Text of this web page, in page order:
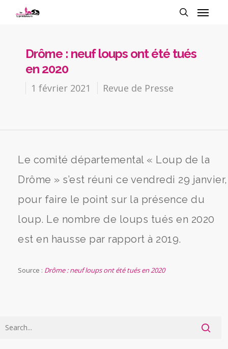
Drôme : neuf loups ont été tués
en 2020
1 février 2021 Revue de Presse
Le comité départemental « Loup de la
Drôme » s’est réuni ce vendredi 29 janvier,
pour faire le point sur la présence du
loup. Le nombre de loups tués en 2020
est en hausse par rapport à 2019.
Source : Drôme : neuf loups ont été tués en 2020